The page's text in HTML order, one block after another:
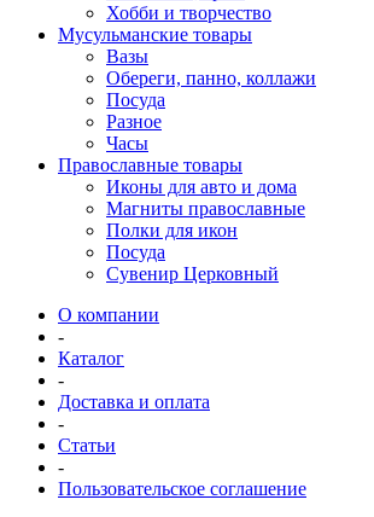
Хобби и творчество
Мусульманские товары
Вазы
Обереги, панно, коллажи
Посуда
Разное
Часы
Православные товары
Иконы для авто и дома
Магниты православные
Полки для икон
Посуда
Сувенир Церковный
О компании
-
Каталог
-
Доставка и оплата
-
Статьи
-
Пользовательское соглашение